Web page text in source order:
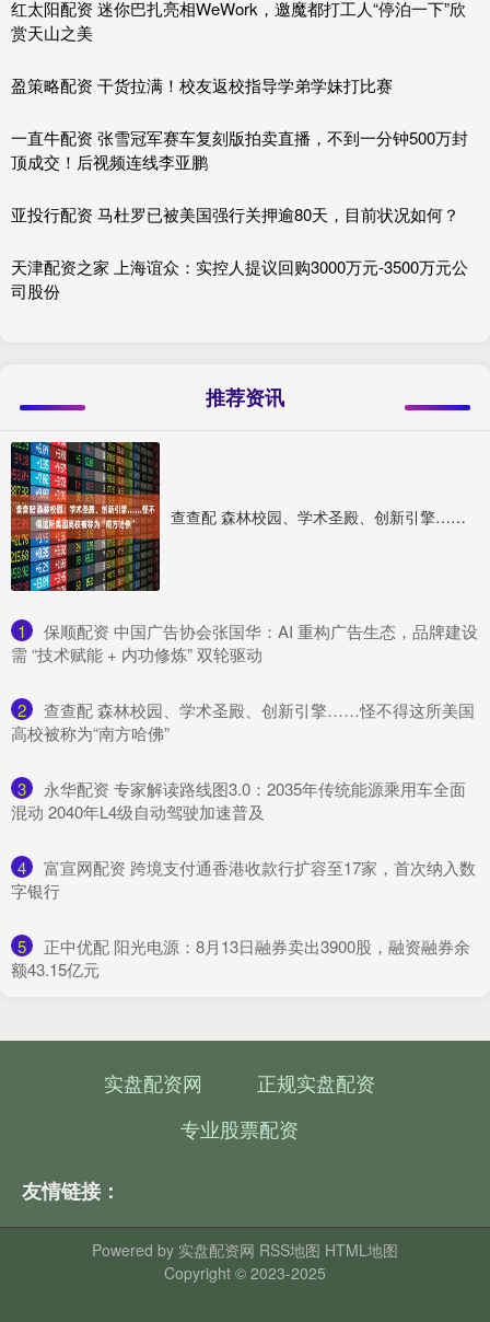
红太阳配资 迷你巴扎亮相WeWork，邀魔都打工人“停泊一下”欣
赏天山之美
盈策略配资 干货拉满！校友返校指导学弟学妹打比赛
一直牛配资 张雪冠军赛车复刻版拍卖直播，不到一分钟500万封
顶成交！后视频连线李亚鹏
亚投行配资 马杜罗已被美国强行关押逾80天，目前状况如何？
天津配资之家 上海谊众：实控人提议回购3000万元-3500万元公
司股份
推荐资讯
查查配 森林校园、学术圣殿、创新引擎……怪不得这所美国高校被称为“南方哈佛”
1
​保顺配资 中国广告协会张国华：AI 重构广告生态，品牌建设
需 “技术赋能 + 内功修炼” 双轮驱动
2
​查查配 森林校园、学术圣殿、创新引擎……怪不得这所美国
高校被称为“南方哈佛”
3
​永华配资 ​专家解读路线图3.0：2035年传统能源乘用车全面
混动 2040年L4级自动驾驶加速普及​
4
​富宣网配资 跨境支付通香港收款行扩容至17家，首次纳入数
字银行
5
​正中优配 阳光电源：8月13日融券卖出3900股，融资融券余
额43.15亿元
实盘配资网
正规实盘配资
专业股票配资
友情链接：
Powered by 实盘配资网 RSS地图 HTML地图
Copyright © 2023-2025